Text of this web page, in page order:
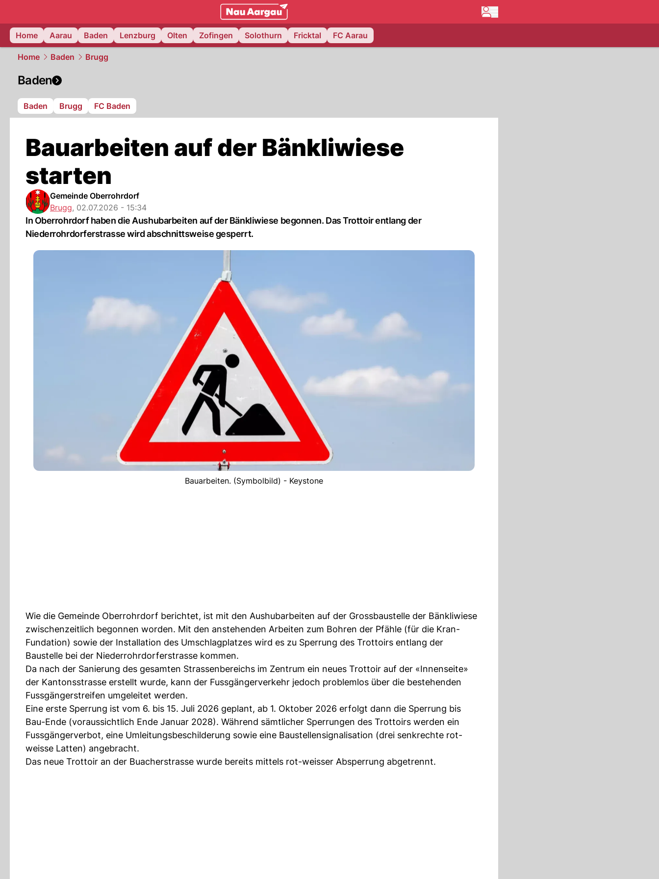
mittelland.NAU.ch
Home
Aarau Baden Lenzburg Olten Zofingen Solothurn Fricktal FC Aarau
Home Baden Brugg
Baden
Baden Brugg FC Baden
Bauarbeiten auf der Bänkliwiese
starten
Gemeinde Oberrohrdorf
Brugg, 02.07.2026 - 15:34
In Oberrohrdorf haben die Aushubarbeiten auf der Bänkliwiese begonnen. Das Trottoir entlang der
Niederrohrdorferstrasse wird abschnittsweise gesperrt.
Bauarbeiten. (Symbolbild) - Keystone
Wie die Gemeinde Oberrohrdorf berichtet, ist mit den Aushubarbeiten auf der Grossbaustelle der Bänkliwiese
zwischenzeitlich begonnen worden. Mit den anstehenden Arbeiten zum Bohren der Pfähle (für die Kran-
Fundation) sowie der Installation des Umschlagplatzes wird es zu Sperrung des Trottoirs entlang der
Baustelle bei der Niederrohrdorferstrasse kommen.
Da nach der Sanierung des gesamten Strassenbereichs im Zentrum ein neues Trottoir auf der «Innenseite»
der Kantonsstrasse erstellt wurde, kann der Fussgängerverkehr jedoch problemlos über die bestehenden
Fussgängerstreifen umgeleitet werden.
Eine erste Sperrung ist vom 6. bis 15. Juli 2026 geplant, ab 1. Oktober 2026 erfolgt dann die Sperrung bis
Bau-Ende (voraussichtlich Ende Januar 2028). Während sämtlicher Sperrungen des Trottoirs werden ein
Fussgängerverbot, eine Umleitungsbeschilderung sowie eine Baustellensignalisation (drei senkrechte rot-
weisse Latten) angebracht.
Das neue Trottoir an der Buacherstrasse wurde bereits mittels rot-weisser Absperrung abgetrennt.